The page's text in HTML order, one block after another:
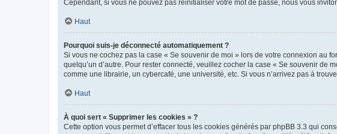
Cependant, si vous ne pouvez pas réinitialiser votre mot de passe, nous vous
Haut
Pourquoi suis-je déconnecté automatiquement ?
Si vous ne cochez pas la case « Se souvenir de moi » lors de votre connexion au
quelqu’un d’autre. Pour rester connecté, veuillez cocher la case « Se souvenir de
comme une librairie, un cybercafé, une université, etc. Si vous n’arrivez pas à
Haut
À quoi sert « Supprimer les cookies » ?
Cette option vous permet d’effacer tous les cookies générés par phpBB 3.3 qui